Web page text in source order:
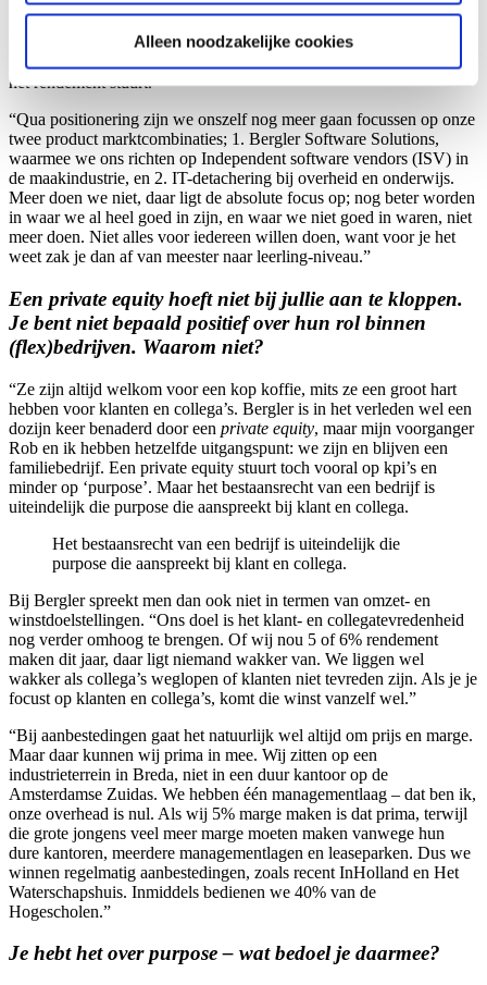
Alleen noodzakelijke cookies
zeilboot van 11 meter binnen 2 seconden de koers verleggen. Dus
hoe meer consolidaties, hoe meer ruimte er voor ons is. Als je ten
minste niet private equity-owned bent, want dan weet de klant –
zeker binnen de overheid en het onderwijs – dat je alleen maar op
het rendement stuurt.”
“Qua positionering zijn we onszelf nog meer gaan focussen op onze
twee product marktcombinaties; 1. Bergler Software Solutions,
waarmee we ons richten op Independent software vendors (ISV) in
de maakindustrie, en 2. IT-detachering bij overheid en onderwijs.
Meer doen we niet, daar ligt de absolute focus op; nog beter worden
in waar we al heel goed in zijn, en waar we niet goed in waren, niet
meer doen. Niet alles voor iedereen willen doen, want voor je het
weet zak je dan af van meester naar leerling-niveau.”
Een private equity hoeft niet bij jullie aan te kloppen.
Je bent niet bepaald positief over hun rol binnen
(flex)bedrijven. Waarom niet?
“Ze zijn altijd welkom voor een kop koffie, mits ze een groot hart
hebben voor klanten en collega’s. Bergler is in het verleden wel een
dozijn keer benaderd door een private equity, maar mijn voorganger
Rob en ik hebben hetzelfde uitgangspunt: we zijn en blijven een
familiebedrijf. Een private equity stuurt toch vooral op kpi’s en
minder op ‘purpose’. Maar het bestaansrecht van een bedrijf is
uiteindelijk die purpose die aanspreekt bij klant en collega.
Het bestaansrecht van een bedrijf is uiteindelijk die
purpose die aanspreekt bij klant en collega.
Bij Bergler spreekt men dan ook niet in termen van omzet- en
winstdoelstellingen. “Ons doel is het klant- en collegatevredenheid
nog verder omhoog te brengen. Of wij nou 5 of 6% rendement
maken dit jaar, daar ligt niemand wakker van. We liggen wel
wakker als collega’s weglopen of klanten niet tevreden zijn. Als je je
focust op klanten en collega’s, komt die winst vanzelf wel.”
“Bij aanbestedingen gaat het natuurlijk wel altijd om prijs en marge.
Maar daar kunnen wij prima in mee. Wij zitten op een
industrieterrein in Breda, niet in een duur kantoor op de
Amsterdamse Zuidas. We hebben één managementlaag – dat ben ik,
onze overhead is nul. Als wij 5% marge maken is dat prima, terwijl
die grote jongens veel meer marge moeten maken vanwege hun
dure kantoren, meerdere managementlagen en leaseparken. Dus we
winnen regelmatig aanbestedingen, zoals recent InHolland en Het
Waterschapshuis. Inmiddels bedienen we 40% van de
Hogescholen.”
Je hebt het over purpose – wat bedoel je daarmee?